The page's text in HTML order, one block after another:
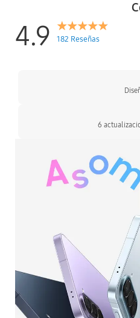
4.9 182 Reseñas
6